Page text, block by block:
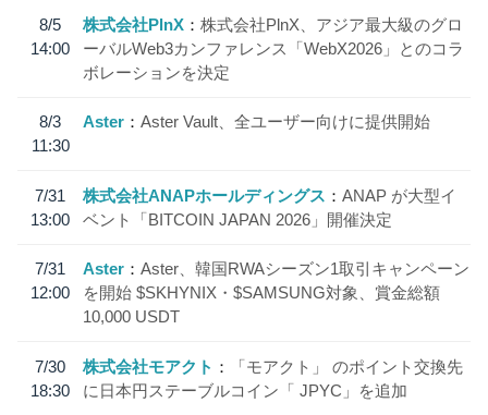
8/5
14:00
株式会社PlnX
株式会社PlnX、アジア最大級のグロ
ーバルWeb3カンファレンス「WebX2026」とのコラ
ボレーションを決定
8/3
11:30
Aster Aster Vault、全ユーザー向けに提供開始
7/31
13:00
株式会社ANAPホールディングス
ANAP が大型イ
ベント「BITCOIN JAPAN 2026」開催決定
7/31
12:00
Aster
Aster、韓国RWAシーズン1取引キャンペーン
を開始 $SKHYNIX・$SAMSUNG対象、賞金総額
10,000 USDT
7/30
18:30
株式会社モアクト
「モアクト」 のポイント交換先
に日本円ステーブルコイン「 JPYC」を追加